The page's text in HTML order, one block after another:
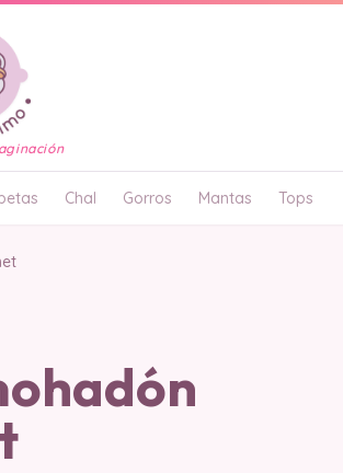
Chal Gorros Mantas Tops